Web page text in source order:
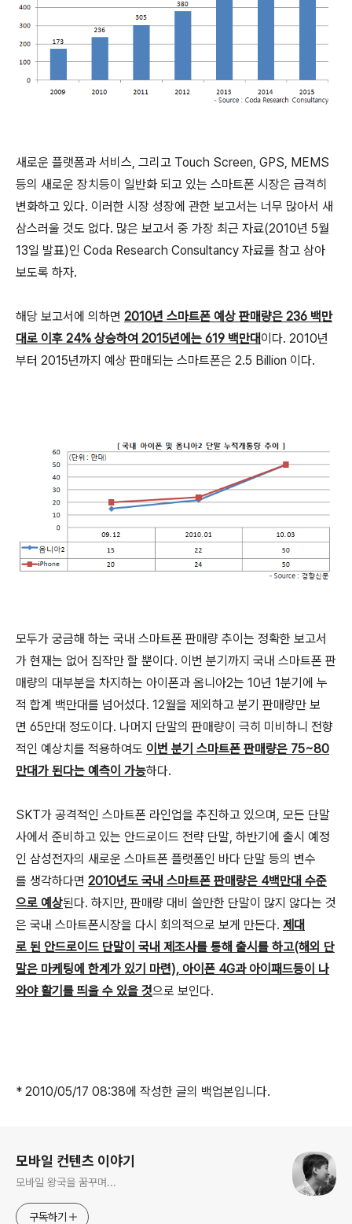
새로운 플랫폼과 서비스, 그리고 Touch Screen, GPS, MEMS
등의 새로운 장치등이 일반화 되고 있는 스마트폰 시장은 급격히
변화하고 있다. 이러한 시장 성장에 관한 보고서는 너무 많아서 새
삼스러울 것도 없다. 많은 보고서 중 가장 최근 자료(2010년 5월
13일 발표)인 Coda Research Consultancy 자료를 참고 삼아
보도록 하자.
해당 보고서에 의하면 2010년 스마트폰 예상 판매량은 236 백만
대로 이후 24% 상승하여 2015년에는 619 백만대 이다. 2010년
부터 2015년까지 예상 판매되는 스마트폰은 2.5 Billion 이다.
모두가 궁금해 하는 국내 스마트폰 판매량 추이는 정확한 보고서
가 현재는 없어 짐작만 할 뿐이다. 이번 분기까지 국내 스마트폰 판
매량의 대부분을 차지하는 아이폰과 옴니아2는 10년 1분기에 누
적 합계 백만대를 넘어섰다. 12월을 제외하고 분기 판매량만 보
면 65만대 정도이다. 나머지 단말의 판매량이 극히 미비하니 전향
적인 예상치를 적용하여도 이번 분기 스마트폰 판매량은 75~80
만대가 된다는 예측이 가능하다.
SKT가 공격적인 스마트폰 라인업을 추진하고 있으며, 모든 단말
사에서 준비하고 있는 안드로이드 전략 단말, 하반기에 출시 예정
인 삼성전자의 새로운 스마트폰 플랫폼인 바다 단말 등의 변수
를 생각하다면 2010년도 국내 스마트폰 판매량은 4백만대 수준
으로 예상된다. 하지만, 판매량 대비 쓸만한 단말이 많지 않다는 것
은 국내 스마트폰시장을 다시 회의적으로 보게 만든다. 제대
로 된 안드로이드 단말이 국내 제조사를 통해 출시를 하고(해외 단
말은 마케팅에 한계가 있기 마련), 아이폰 4G과 아이패드등이 나
와야 활기를 띄울 수 있을 것으로 보인다.
* 2010/05/17 08:38에 작성한 글의 백업본입니다.
모바일 컨텐츠 이야기
모바일 왕국을 꿈꾸며...
구독하기